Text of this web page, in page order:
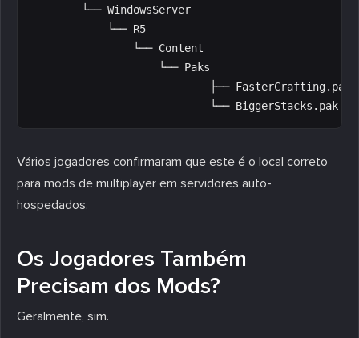
        └── WindowsServer
            └── R5
                └── Content
                    └── Paks
                            ├── FasterCrafting.pak
Vários jogadores confirmaram que este é o local correto
para mods de multiplayer em servidores auto-
hospedados.
Os Jogadores Também
Precisam dos Mods?
Geralmente, sim.